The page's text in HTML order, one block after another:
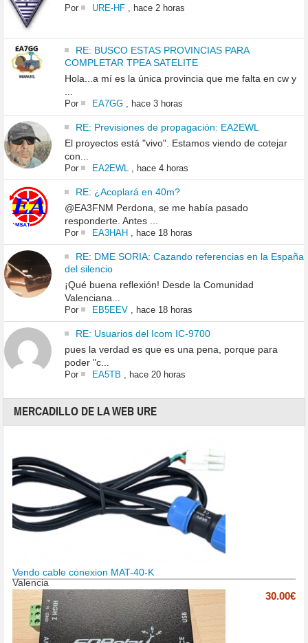
Por URE-HF, hace 2 horas
RE: BUSCO ESTAS PROVINCIAS PARA
COMPLETAR TPEA SATELITE
Hola...a mí es la única provincia que me falta en cw y
Por EA7GG, hace 3 horas
RE: Previsiones de propagación: EA2EWL
El proyectos está "vivo". Estamos viendo de cotejar
con...
Por EA2EWL, hace 4 horas
RE: ¿Acoplará en 40m?
@EA3FNM Perdona, se me había pasado
responderte. Antes ...
Por EA3HAH , hace 18 horas
RE: DME SORIA: Cazando referencias en la España
del silencio
¡Qué buena reflexión! Desde la Comunidad
Valenciana...
Por EB5EEV, hace 18 horas
RE: Usuarios del Icom IC-9700
pues la verdad es que es una pena, porque para
poder "c...
Por EA5TB , hace 20 horas
MERCADILLO DE LA WEB URE
Vendo cable conexion MAT-40-K
Valencia
30.00€